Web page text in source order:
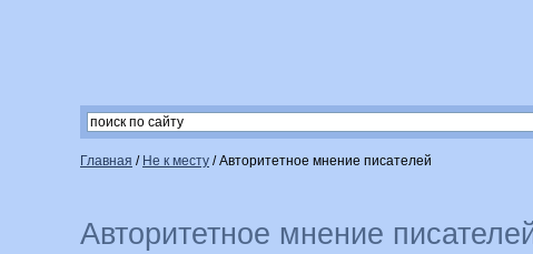
Главная / Не к месту /Авторитетное мнение писателей
Авторитетное мнение